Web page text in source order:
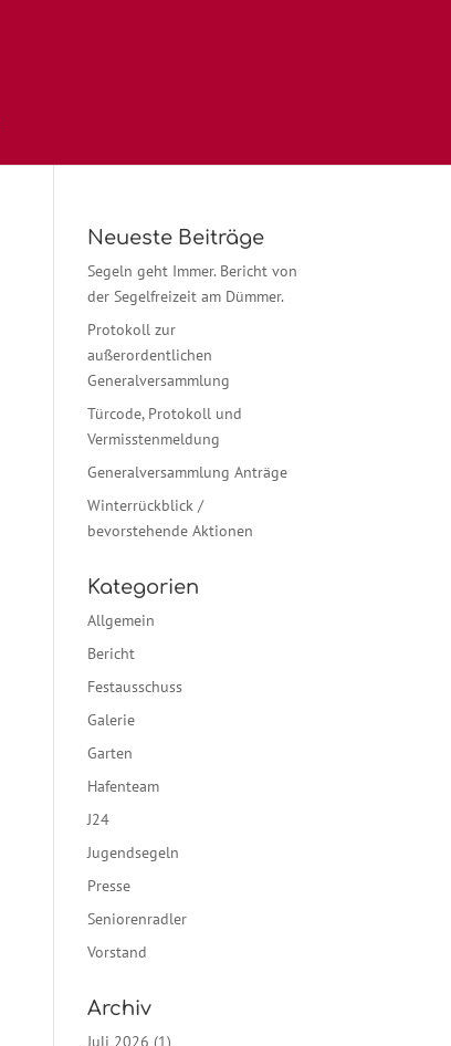
Neueste Beiträge
Segeln geht Immer. Bericht von
der Segelfreizeit am Dümmer.
Protokoll zur
außerordentlichen
Generalversammlung
Türcode, Protokoll und
Vermisstenmeldung
Generalversammlung Anträge
Winterrückblick /
bevorstehende Aktionen
Kategorien
Allgemein
Bericht
Festausschuss
Galerie
Garten
Hafenteam
J24
Jugendsegeln
Presse
Seniorenradler
Vorstand
Archiv
Juli 2026 (1)